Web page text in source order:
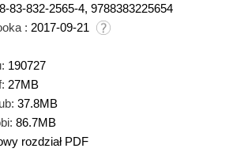
83-832-2565-4, 9788383225654
: 2017-09-21
190727
27MB
37.8MB
86.7MB
rozdział PDF